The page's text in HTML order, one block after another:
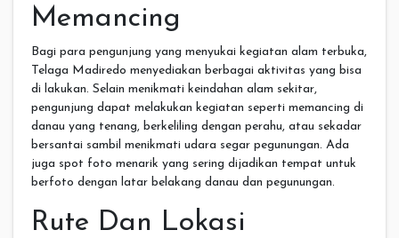
Memancing
Bagi para pengunjung yang menyukai kegiatan alam terbuka,
Telaga Madiredo menyediakan berbagai aktivitas yang bisa
di lakukan. Selain menikmati keindahan alam sekitar,
pengunjung dapat melakukan kegiatan seperti memancing di
danau yang tenang, berkeliling dengan perahu, atau sekadar
bersantai sambil menikmati udara segar pegunungan. Ada
juga spot foto menarik yang sering dijadikan tempat untuk
berfoto dengan latar belakang danau dan pegunungan.
Rute Dan Lokasi